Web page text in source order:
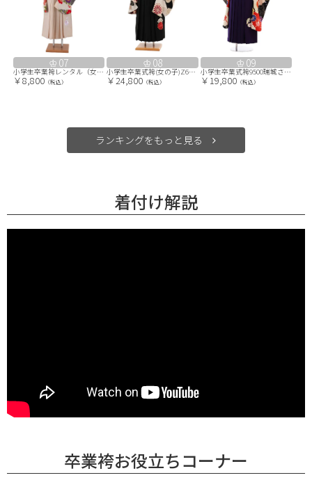
07
小学生卒業袴レンタル（女の子） クリーム 絞り調 牡丹 B007
￥8,800（税込）
08
小学生卒業式袴(女の子)Z660 JAPAN STYLE ベージュ菊×黒
￥24,800 （税込）
09
小学生卒業式袴9500瑞城さくら×JAPANSTYLE黒地椿×ﾊﾟｰﾌﾟﾙ袴
￥19,800（税込）
ランキングをもっと見る
着付け解説
卒業袴お役立ちコーナー